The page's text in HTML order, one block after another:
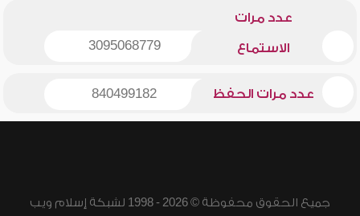
عدد مرات
الاستماع 3095068779
عدد مرات الحفظ 840499182
جميع الحقوق محفوظة © 2026 - 1998 لشبكة إسلام ويب